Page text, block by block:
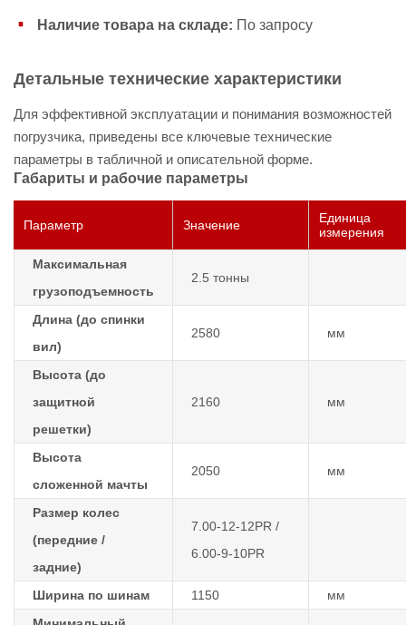
Наличие товара на складе: По запросу
Детальные технические характеристики
Для эффективной эксплуатации и понимания возможностей
погрузчика, приведены все ключевые технические
параметры в табличной и описательной форме.
Габариты и рабочие параметры
Параметр Значение
Единица
измерения
Максимальная
грузоподъемность
2.5 тонны
Длина (до спинки
вил)
2580 мм
Высота (до
защитной
решетки)
2160 мм
Высота
сложенной мачты
2050 мм
Размер колес
(передние /
задние)
7.00-12-12PR /
6.00-9-10PR
Ширина по шинам 1150
мм